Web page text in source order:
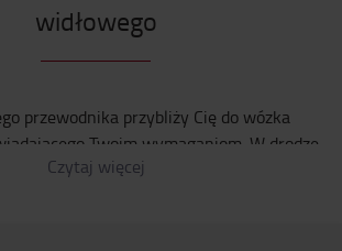
widłowego
przewodnika przybliży Cię do wózka
Twoim wymaganiom. W drodze
mogą pomóc oferowane przez nas
Czytaj więcej